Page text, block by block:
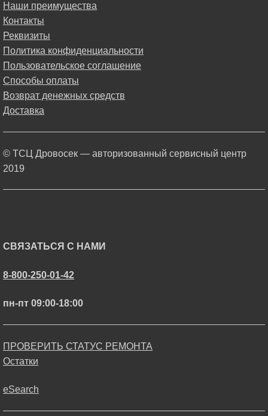
Наши преимущества
Контакты
Реквизиты
Политика конфиденциальности
Пользовательское соглашение
Способы оплаты
Возврат денежных средств
Доставка
© ТСЦ Дровосек — авторизованный сервисный центр
2019
СВЯЗАТЬСЯ С НАМИ
8-800-250-01-42
пн-пт 09:00-18:00
ПРОВЕРИТЬ СТАТУС РЕМОНТА
Остатки
eSearch